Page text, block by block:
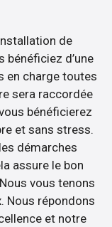
de
bénéficiez d’une
en charge toutes
sera raccordée
bénéficierez
et sans stress.
démarches
assure le bon
vous tenons
Nous répondons
et notre